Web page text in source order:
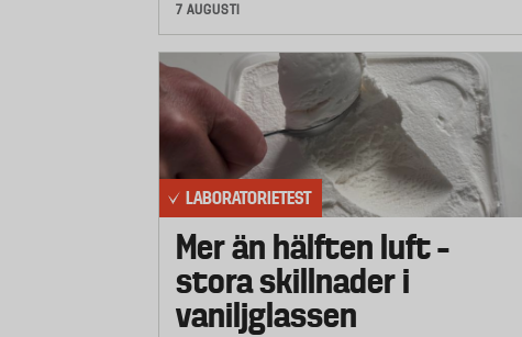
7 AUGUSTI
LABORATORIETEST
Mer än hälften luft –
stora skillnader i
vaniljglassen